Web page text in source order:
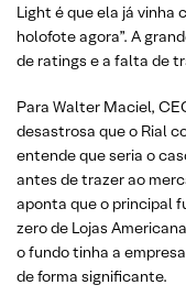
Light é que ela já vinha
holofote agora”. A
de ratings e a falta de
Para Walter Maciel,
desastrosa que o Rial
entende que seria o
antes de trazer ao
aponta que o principal
zero de Lojas
o fundo tinha a
de forma significante.